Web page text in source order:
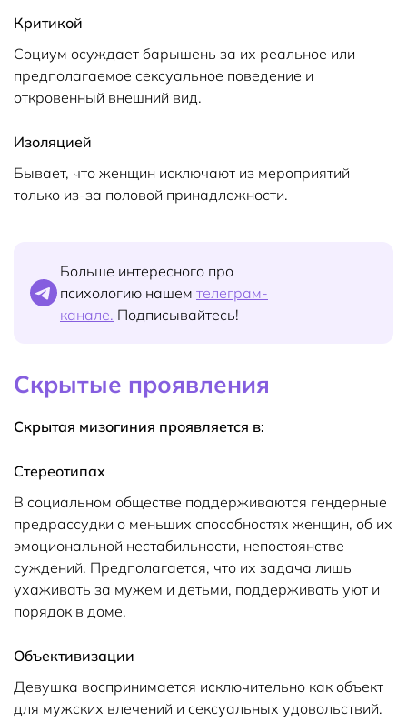
Критикой
Социум осуждает барышень за их реальное или
предполагаемое сексуальное поведение и
откровенный внешний вид.
Изоляцией
Бывает, что женщин исключают из мероприятий
только из-за половой принадлежности.
Больше интересного про
психологию нашем телеграм-
канале. Подписывайтесь!
Скрытые проявления
Скрытая мизогиния проявляется в:
Стереотипах
В социальном обществе поддерживаются гендерные
предрассудки о меньших способностях женщин, об их
эмоциональной нестабильности, непостоянстве
суждений. Предполагается, что их задача лишь
ухаживать за мужем и детьми, поддерживать уют и
порядок в доме.
Объективизации
Девушка воспринимается исключительно как объект
для мужских влечений и сексуальных удовольствий.